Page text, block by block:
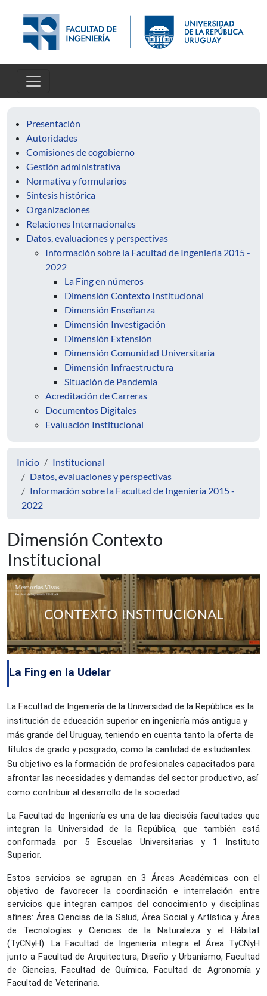
Presentación
Autoridades
Comisiones de cogobierno
Gestión administrativa
Normativa y formularios
Síntesis histórica
Organizaciones
Relaciones Internacionales
Datos, evaluaciones y perspectivas
Información sobre la Facultad de Ingeniería 2015 -
2022
La Fing en números
Dimensión Contexto Institucional
Dimensión Enseñanza
Dimensión Investigación
Dimensión Extensión
Dimensión Comunidad Universitaria
Dimensión Infraestructura
Situación de Pandemia
Acreditación de Carreras
Documentos Digitales
Evaluación Institucional
Inicio
Institucional
Datos, evaluaciones y perspectivas
Información sobre la Facultad de Ingeniería 2015 -
2022
Dimensión Contexto
Institucional
La Fing en la Udelar
La Facultad de Ingeniería de la Universidad de la República es la
institución de educación superior en ingeniería más antigua y
más grande del Uruguay, teniendo en cuenta tanto la oferta de
títulos de grado y posgrado, como la cantidad de estudiantes.
Su objetivo es la formación de profesionales capacitados para
afrontar las necesidades y demandas del sector productivo, así
como contribuir al desarrollo de la sociedad.
La Facultad de Ingeniería es una de las dieciséis facultades que
integran la Universidad de la República, que también está
conformada por 5 Escuelas Universitarias y 1 Instituto
Superior.
Estos servicios se agrupan en 3 Áreas Académicas con el
objetivo de favorecer la coordinación e interrelación entre
servicios que integran campos del conocimiento y disciplinas
afines: Área Ciencias de la Salud, Área Social y Artística y Área
de Tecnologías y Ciencias de la Naturaleza y el Hábitat
(TyCNyH). La Facultad de Ingeniería integra el Área TyCNyH
junto a Facultad de Arquitectura, Diseño y Urbanismo, Facultad
de Ciencias, Facultad de Química, Facultad de Agronomía y
Facultad de Veterinaria.